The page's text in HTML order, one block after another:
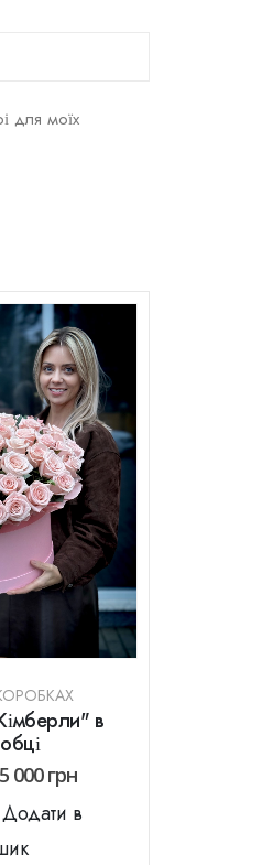
для моїх
в
5 000грн
Додати в